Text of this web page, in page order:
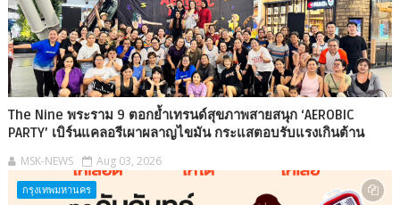
The Nine พระราม 9 ตอกย้ำเทรนด์สุขภาพสายสนุก ‘AEROBIC
PARTY’ เบิร์นแคลอรีเผาผลาญไขมัน กระแสตอบรับแรงเกินต้าน
MSK-NEWS Aug 03, 2026
กรุงเทพมหานคร